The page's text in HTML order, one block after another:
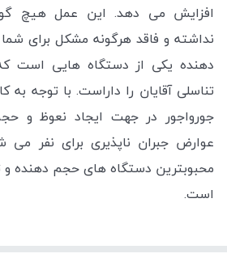
افزایش می دهد. این عمل هیچ
نداشته و فاقد هرگونه مشکل برای
دهنده یکی از دستگاه هایی است
تناسلی آقایان را داراست. با توجه
جورواجور در جهت ایجاد نعوظ و
عوارض جبران ناپذیری برای نفر می
محبوبترین دستگاه های حجم دهنده و
است.